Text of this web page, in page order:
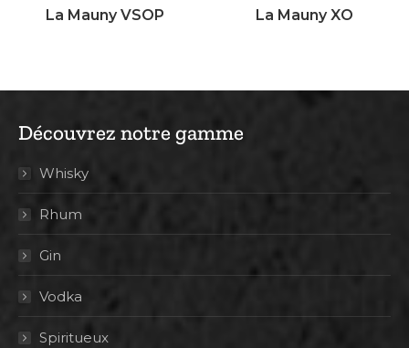
La Mauny VSOP La Mauny XO
Découvrez notre gamme
Whisky
Rhum
Gin
Vodka
Spiritueux